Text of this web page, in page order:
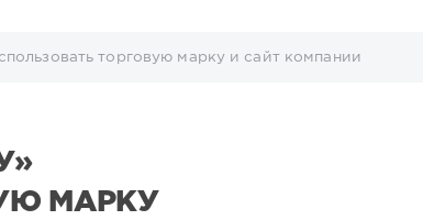
торговую марку и сайт компании
МАРКУ